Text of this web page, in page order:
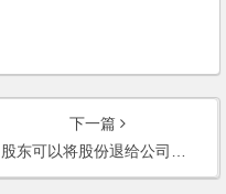
下一篇
股东可以将股份退给公司吗？